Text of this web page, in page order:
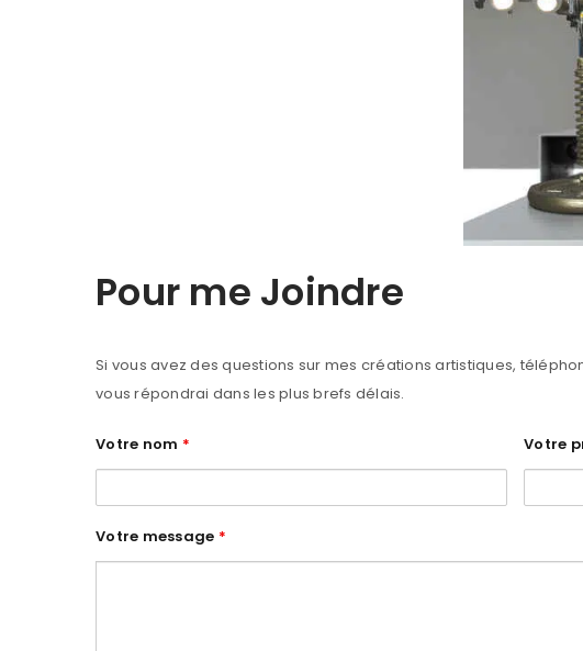
Pour me Joindre
Si vous avez des questions sur mes créations artistiques,
vous répondrai dans les plus brefs délais.
Votre nom * Votre
Votre message *